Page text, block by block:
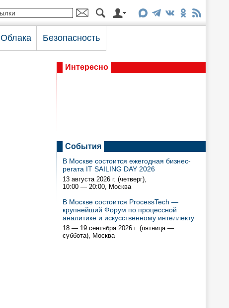
Облака Безопасность
Интересно
События
В Москве состоится ежегодная бизнес-
регата IT SAILING DAY 2026
13 августа 2026 г. (четверг),
10:00 — 20:00, Москва
В Москве состоится ProcessTech —
крупнейший Форум по процессной
аналитике и искусственному интеллекту
18 — 19 сентября 2026 г. (пятница —
суббота), Москва